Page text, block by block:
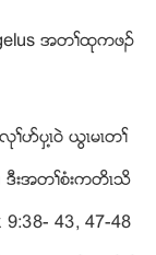
အတႈထုကဖဥ
ပဏပွၚ့၀ဲ ဎြၚမၚတႈ
ဒီးအတႈစံးကတိၚသိ
43, 47-48